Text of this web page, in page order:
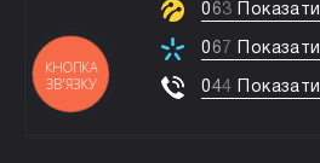
063
06 7
044
КНОПКА
ЗВ'ЯЗКУ